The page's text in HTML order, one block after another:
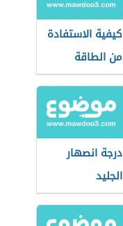
كيفية الاستفادة
من الطاقة
الشمسية
درجة انصهار
الجليد